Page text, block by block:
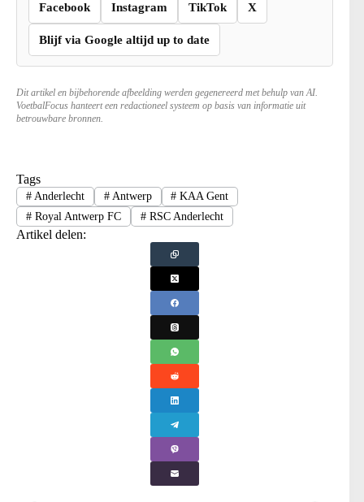
Facebook Instagram TikTok X
Blijf via Google altijd up to date
Dit artikel en bijbehorende afbeelding werden gegenereerd met behulp van AI.
VoetbalFocus hanteert een redactioneel systeem op basis van informatie uit
betrouwbare bronnen.
Tags
#Anderlecht #Antwerp # KAA Gent
#Royal Antwerp FC #RSC Anderlecht
Artikel delen: